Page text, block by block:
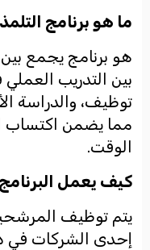
ما هو برنامج
هو برنامج يجمع
بين التدريب
توظيف، والدراسة
مما يضمن اكتساب
الوقت.
كيف يعمل
يتم توظيف
إحدى الشركات في